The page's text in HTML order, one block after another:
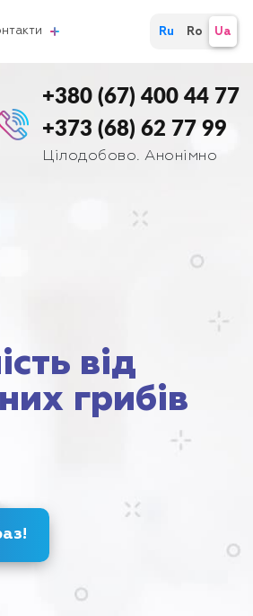
Ru Ro Ua
+380 (67) 400 44 77
+373 (68) 62 77 99
Цілодобово. Анонімно
від
грибів
!